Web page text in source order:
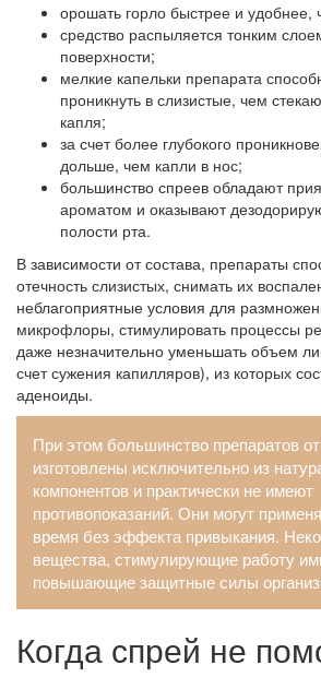
орошать горло быстрее и удобнее,
средство распыляется тонким
поверхности;
мелкие капельки препарата
проникнуть в слизистые, чем
капля;
за счет более глубокого
дольше, чем капли в нос;
большинство спреев обладают
ароматом и оказывают
полости рта.
В зависимости от состава, препараты
отечность слизистых, снимать их
неблагоприятные условия для
микрофлоры, стимулировать процессы
даже незначительно уменьшать объем
счет сужения капилляров), из которых
аденоиды.
При этом большинство препаратов
изготовлены исключительно из
компонентов и практически не имеют
противопоказаний. Они могут
время без эффекта привыкания.
вещества, стимулирующие работу
повышающие защитные силы
Когда спрей не